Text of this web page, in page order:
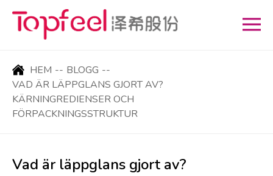
HEM -- BLOGG --
VAD ÄR LÄPPGLANS GJORT AV?
KÄRNINGREDIENSER OCH
FÖRPACKNINGSSTRUKTUR
Vad är läppglans gjort av?